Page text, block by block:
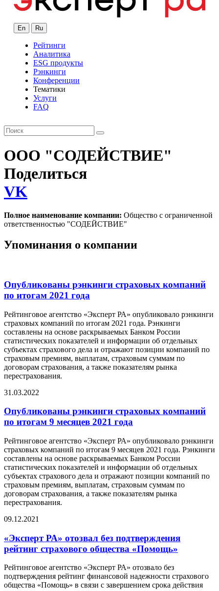
En Ru
Рейтинги
Аналитика
ESG продукты
Рэнкинги
Конференции
Тематики
Услуги
FAQ
ООО "СОДЕЙСТВИЕ"
Поделиться
VK
Полное наименование компании: Общество с ограниченной
ответственностью "СОДЕЙСТВИЕ"
Упоминания о компании
Опубликованы рэнкинги страховых компаний
по итогам 2021 года
Рейтинговое агентство «Эксперт РА» опубликовало рэнкинги
страховых компаний по итогам 2021 года. Рэнкинги
составлены на основе раскрываемых Банком России
статистических показателей и информации об отдельных
субъектах страхового дела и отражают позиции компаний по
страховым премиям, выплатам, страховым суммам по
договорам страхования, а также показателям рынка
перестрахования.
31.03.2022
Опубликованы рэнкинги страховых компаний
по итогам 9 месяцев 2021 года
Рейтинговое агентство «Эксперт РА» опубликовало рэнкинги
страховых компаний по итогам 9 месяцев 2021 года. Рэнкинги
составлены на основе раскрываемых Банком России
статистических показателей и информации об отдельных
субъектах страхового дела и отражают позиции компаний по
страховым премиям, выплатам, страховым суммам по
договорам страхования, а также показателям рынка
перестрахования.
09.12.2021
«Эксперт РА» отозвал без подтверждения
рейтинг страхового общества «Помощь»
Рейтинговое агентство «Эксперт РА» отозвало без
подтверждения рейтинг финансовой надежности страхового
общества «Помощь» в связи с завершением срока действия